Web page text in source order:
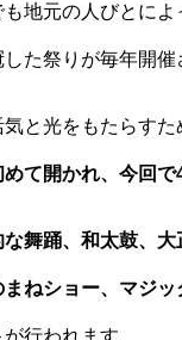
地元の人びとによ
た祭りが毎年開催
と光をもたらすた
て開かれ、今回で
な舞踊、和太鼓、大
まねショー、マジッ
が行われます。